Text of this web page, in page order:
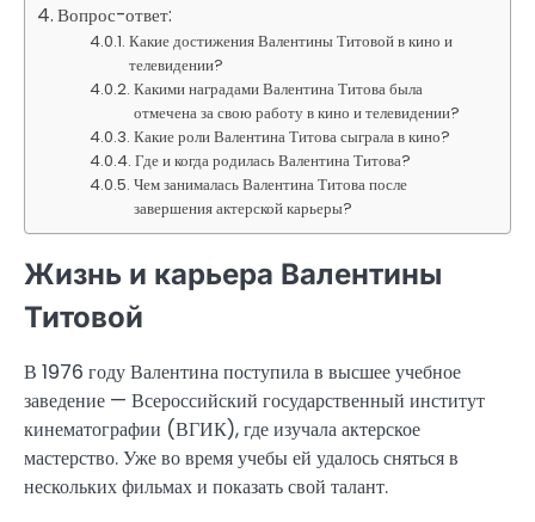
Вопрос-ответ:
Какие достижения Валентины Титовой в кино и
телевидении?
Какими наградами Валентина Титова была
отмечена за свою работу в кино и телевидении?
Какие роли Валентина Титова сыграла в кино?
Где и когда родилась Валентина Титова?
Чем занималась Валентина Титова после
завершения актерской карьеры?
Жизнь и карьера Валентины
Титовой
В 1976 году Валентина поступила в высшее учебное
заведение — Всероссийский государственный институт
кинематографии (ВГИК), где изучала актерское
мастерство. Уже во время учебы ей удалось сняться в
нескольких фильмах и показать свой талант.